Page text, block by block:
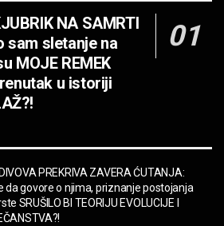
ZZ TOP – Beer Drinkers and
Yo’ Kissin'” BILLY ZZ TOP
NA SAMRTI
sam sletanje na
MOJE REMEK
u istoriji
PREKRIVA ZAVERA ĆUTANJA:
da govore o njima, priznanje postojanja
SRUŠILO BI TEORIJU EVOLUCIJE I